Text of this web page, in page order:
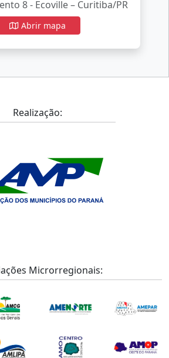
8 - Ecoville – Curitiba/PR
Abrir mapa
Realização:
Microrregionais: